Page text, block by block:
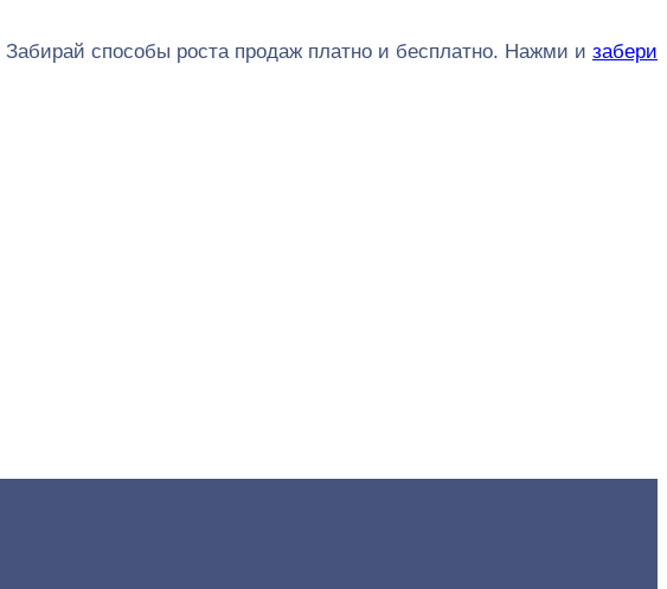
Забирай способы роста продаж платно и бесплатно. Нажми и забери